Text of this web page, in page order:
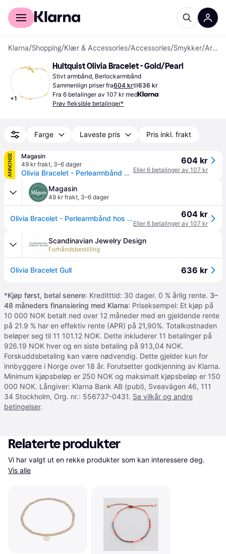
For kunder
Klarna/Shopping/Klær & Accessories/Accessories/Smykker/ Armbånd
+1
Hultquist Olivia Bracelet - Gold/Pearl
Stivt armbånd, Berlockarmbånd
Sammenlign priser fra604 krtil636 kr
Fra 6 betalinger av 107 kr med
Prøv fleksible betalinger*
Farge Laveste pris Pris inkl. frakt
ANNONSE
Magasin
49 kr frakt, 3–6 dager
Olivia Bracelet - Perlearmbånd hos Magasin
604 kr
Eller 6 betalinger av 107 kr
Magasin
49 kr frakt, 3–6 dager
Olivia Bracelet - Perlearmbånd hos Magasin 604 kr
Eller 6 betalinger av 107 kr
Scandinavian Jewelry Design
Forhåndsbestilling
Olivia Bracelet Gull 636 kr
*Kjøp først, betal senere: Kreditttid: 30 dager. 0 % årlig rente. 3–
48 måneders finansiering med Klarna: Priseksempel: Et kjøp på
10 000 NOK betalt ned over 12 måneder med en gjeldende rente
på 21.9 % har en effektiv rente (APR) på 21,90%. Totalkostnaden
beløper seg til 11 101.12 NOK. Dette inkluderer 11 betalinger på
926.19 NOK hver og en siste betaling på 913,04 NOK.
Forskuddsbetaling kan være nødvendig. Dette gjelder kun for
innbyggere i Norge over 18 år. Forutsetter godkjenning av Klarna.
Minimum kjøpsbeløp er 250 NOK og maksimalt kjøpsbeløp er 150
000 NOK. Långiver: Klarna Bank AB (publ), Sveavägen 46, 111
34 Stockholm, Org. nr.: 556737-0431. Se vilkår og andre
betingelser.
Relaterte produkter
Vis alle